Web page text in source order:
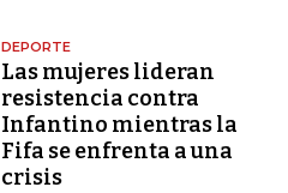
DEPORTE
Las mujeres lideran
resistencia contra
Infantino mientras la
Fifa se enfrenta a una
crisis